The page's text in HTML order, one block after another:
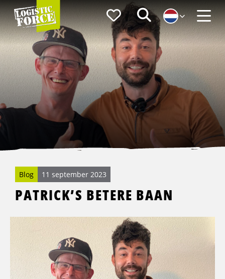
Logistic
Force
FavorietenZoeken
Menu
Blog 11 september 2023
PATRICK’S BETERE BAAN